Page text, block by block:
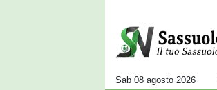
Sab 08 agosto 2026